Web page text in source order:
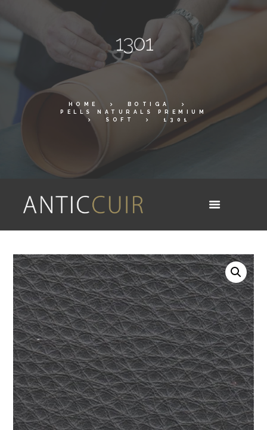
1301
HOME
BOTIGA
PELLS NATURALS PREMIUM
SOFT
1301